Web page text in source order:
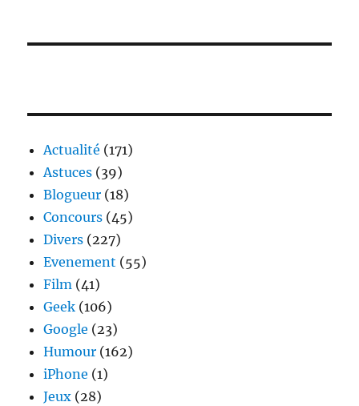
Actualité (171)
Astuces (39)
Blogueur (18)
Concours (45)
Divers (227)
Evenement (55)
Film (41)
Geek (106)
Google (23)
Humour (162)
iPhone (1)
Jeux (28)